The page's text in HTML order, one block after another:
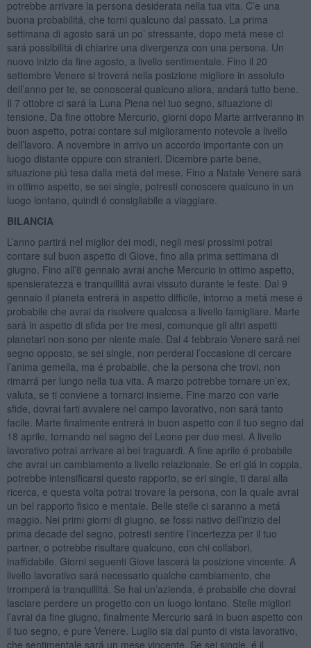
potrebbe arrivare la persona desiderata nella tua vita. C’e una
buona probabilitá, che torni qualcuno dal passato. La prima
settimana di agosto sará un po’ stressante, dopo metá mese ci
sará possibilitá di chiarire una divergenza con una persona. Un
nuovo inizio da fine agosto, a livello sentimentale. Fino il 20
settembre Venere si troverá nella posizione migliore in assoluto
dell’anno per te, se conoscerai qualcuno allora, andará tutto bene.
Il 7 ottobre ci sará la Luna Piena nel tuo segno, situazione di
tensione. Da fine ottobre Mercurio, giorni dopo Marte arriveranno in
buon aspetto, potrai contare sul miglioramento notevole a livello
dell’lavoro. A novembre in arrivo un accordo importante con un
luogo distante oppure con stranieri. Dicembre parte bene,
situazione piú tesa dalla metá del mese. Fino a Natale Venere sará
in ottimo aspetto, se sei single, potresti conoscere qualcuno in un
luogo lontano, quindi é consigliabile a viaggiare.
BILANCIA
L’anno partirá nel miglior dei modi, negli mesi prossimi potrai
contare sul buon aspetto di Giove, fino alla prima settimana di
giugno. Fino all’8 gennaio avrai anche Mercurio in ottimo aspetto,
spensieratezza e tranquillitá avrai vissuto durante le feste. Dal 9
gennaio il pianeta entrerá in aspetto difficile, intorno a metá mese é
probabile che avrai da risolvere qualcosa a livello famigliare. Marte
sará in aspetto di sfida per tre mesi, comunque gli altri aspetti
planetari non sono per niente male. Dal 4 febbraio Venere sará nel
segno opposto, se sei single, non perderai l’occasione di cercare
l’anima gemella, ma é probabile, che la persona che trovi, non
rimarrá per lungo nella tua vita. A marzo potrebbe tornare un’ex,
valuta, se ti conviene a tornarci insieme. Fine marzo con varie
sfide, dovrai farti avvalere nel campo lavorativo, non sará tanto
facile. Marte finalmente entrerá in buon aspetto con il tuo segno dal
18 aprile, tornando nel segno del Leone per due mesi. A livello
lavorativo potrai arrivare ai bei traguardi. A fine aprile é probabile
che avrai un cambiamento a livello relazionale. Se eri giá in coppia,
potrebbe intensificarsi questo rapporto, se eri single, ti darai alla
ricerca, e questa volta potrai trovare la persona, con la quale avrai
un bel rapporto fisico e mentale. Belle stelle ci saranno a metá
maggio. Nei primi giorni di giugno, se fossi nativo dell’inizio del
prima decade del segno, potresti sentire l’incertezza per il tuo
partner, o potrebbe risultare qualcuno, con chi collabori,
inaffidabile. Giorni seguenti Giove lascerá la posizione vincente. A
livello lavorativo sará necessario qualche cambiamento, che
irromperá la tranquillitá. Se hai un’azienda, é probabile che dovrai
lasciare perdere un progetto con un luogo lontano. Stelle migliori
l’avrai da fine giugno, finalmente Mercurio sará in buon aspetto con
il tuo segno, e pure Venere. Luglio sia dal punto di vista lavorativo,
che sentimentale sará un mese vincente. Se sei single, é il